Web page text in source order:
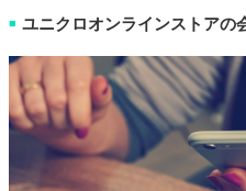
■ ユニクロオンラインストアの